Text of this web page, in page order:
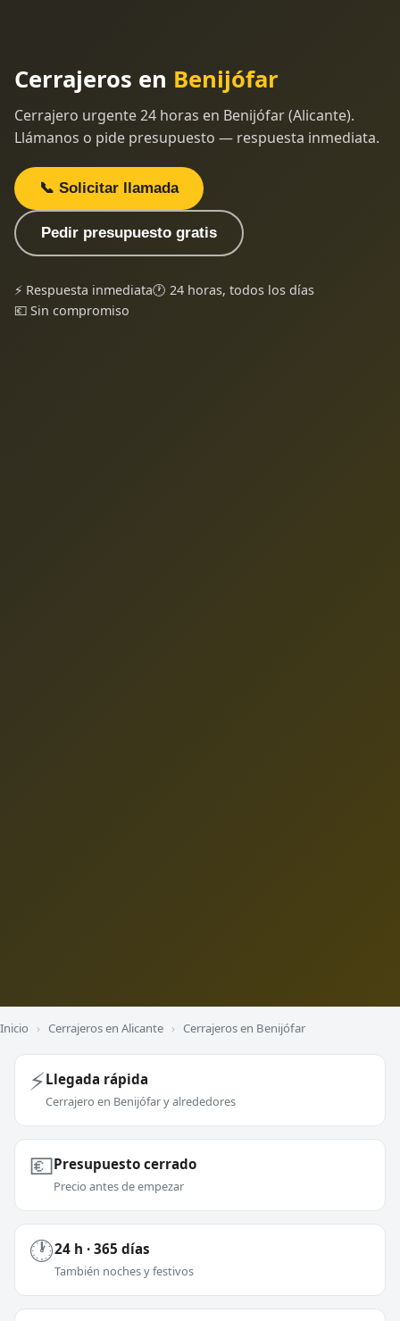
Cerrajeros en Benijófar
Cerrajero urgente 24 horas en Benijófar (Alicante).
Llámanos o pide presupuesto — respuesta inmediata.
📞 Solicitar llamada
Pedir presupuesto gratis
⚡ Respuesta inmediata🕐 24 horas, todos los días
💶 Sin compromiso
Inicio › Cerrajeros en Alicante › Cerrajeros en Benijófar
⚡Llegada rápida
Cerrajero en Benijófar y alrededores
💶Presupuesto cerrado
Precio antes de empezar
🕐24 h · 365 días
También noches y festivos